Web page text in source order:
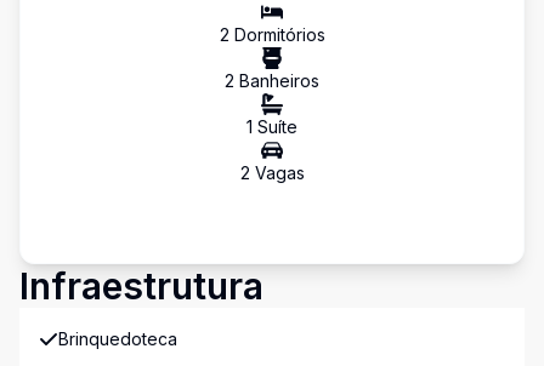
2 Dormitórios
2 Banheiros
1 Suíte
2 Vagas
Infraestrutura
Brinquedoteca